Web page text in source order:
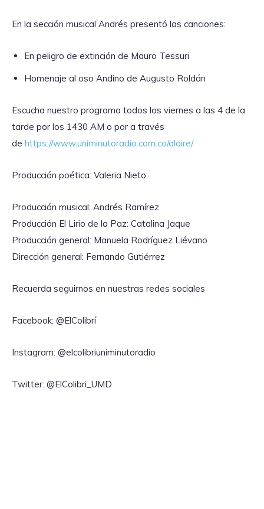
En la sección musical Andrés presentó las canciones:
En peligro de extinción de Mauro Tessuri
Homenaje al oso Andino de Augusto Roldán
Escucha nuestro programa todos los viernes a las 4 de la
tarde por los 1430 AM o por a través
de https://www.uniminutoradio.com.co/alaire/
Producción poética: Valeria Nieto
Producción musical: Andrés Ramírez
Producción El Lirio de la Paz: Catalina Jaque
Producción general: Manuela Rodríguez Liévano
Dirección general: Fernando Gutiérrez
Recuerda seguirnos en nuestras redes sociales
Facebook: @ElColibrí
Instagram: @elcolibriuniminutoradio
Twitter: @ElColibri_UMD